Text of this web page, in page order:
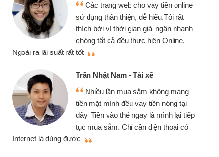
Các trang web cho vay tiền online
dụng thân thiện, dễ hiểu.Tôi rất
bởi vì thời gian giải ngân nhanh
tất cả đều thực hiện Online.
Nhật Nam - Tài xế
Nhiều lần mua sắm không mang
mặt mình đều vay tiền nóng tại
Tiền vào thẻ ngay là mình lại tiếp
mua sắm. Chỉ cần điện thoại có